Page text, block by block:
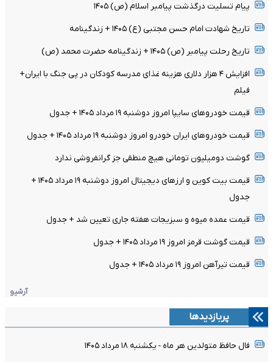
پیام تسلیت درگذشت پیامبر اسلام (ص) ۱۴۰۵
تاریخ شهادت امام حسن مجتبی (ع) ۱۴۰۵ + زندگینامه
تاریخ رحلت پیامبر (ص) ۱۴۰۵ + زندگینامه حضرت محمد (ص)
افزایش ۴ هزار دلاری هزینه غذای مدرسه کودکان در پی جنگ با ایران+
فیلم
قیمت خودرو‌های سایپا امروز دوشنبه ۱۹ مرداد ۱۴۰۵ + جدول
قیمت خودرو‌های ایران خودرو امروز دوشنبه ۱۹ مرداد ۱۴۰۵ + جدول
گوشت دومیلیون تومانی هیچ منطقی جز گرانفروشی ندارد
قیمت بیت کوین و ارز‌های دیجیتال امروز دوشنبه ۱۹ مرداد ۱۴۰۵ +
جدول
قیمت عمده میوه و سبزیجات هفته جاری تعیین شد + جدول
قیمت گوشت قرمز امروز ۱۹ مرداد ۱۴۰۵ + جدول
قیمت تیرآهن امروز ۱۹ مرداد ۱۴۰۵ + جدول
آرشیو
پربازدیدها
فال حافظ متولدین هر ماه - یکشنبه ۱۸ مرداد ۱۴۰۵